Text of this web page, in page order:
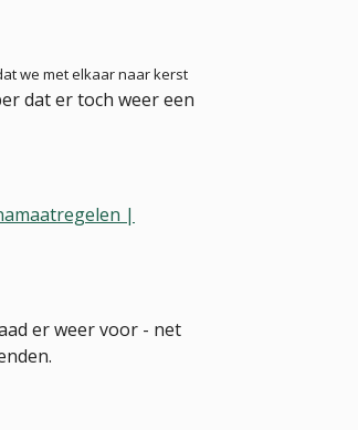
we met elkaar naar kerst
dat er toch weer een
|
er weer voor - net